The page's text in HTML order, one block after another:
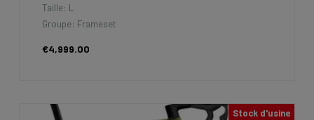
Taille: L
Groupe: Frameset
€4,999.00
Stock d'usine